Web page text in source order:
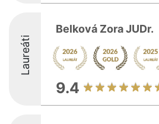
Laureáti
Belková Zora JUDr.
9.4